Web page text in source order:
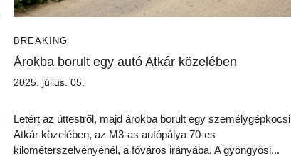
BREAKING
Árokba borult egy autó Atkár közelében
2025. július. 05.
Letért az úttestről, majd árokba borult egy személygépkocsi
Atkár közelében, az M3-as autópálya 70-es
kilométerszelvényénél, a főváros irányába. A gyöngyösi...